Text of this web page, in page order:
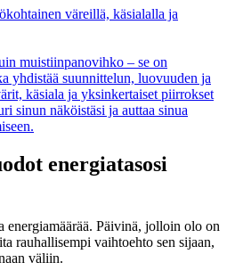
väreillä, käsialalla ja
muistiinpanovihko – se on
yhdistää suunnittelun, luovuuden ja
käsiala ja yksinkertaiset piirrokset
sinun näköistäsi ja auttaa sinua
energiatasosi
Päivinä, jolloin olo on
rauhallisempi vaihtoehto sen sijaan,
väliin.